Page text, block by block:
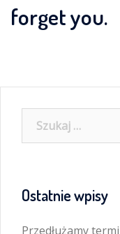
forget you.
Ostatnie wpisy
Przedłużamy